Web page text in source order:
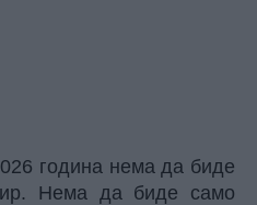
година нема да биде
Нема да биде само